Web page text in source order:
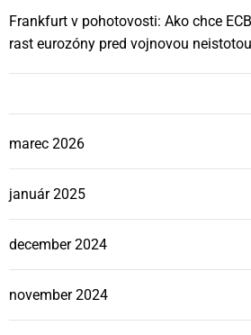
Frankfurt v pohotovosti: Ako chce
rast eurozóny pred vojnovou
marec 2026
január 2025
december 2024
november 2024